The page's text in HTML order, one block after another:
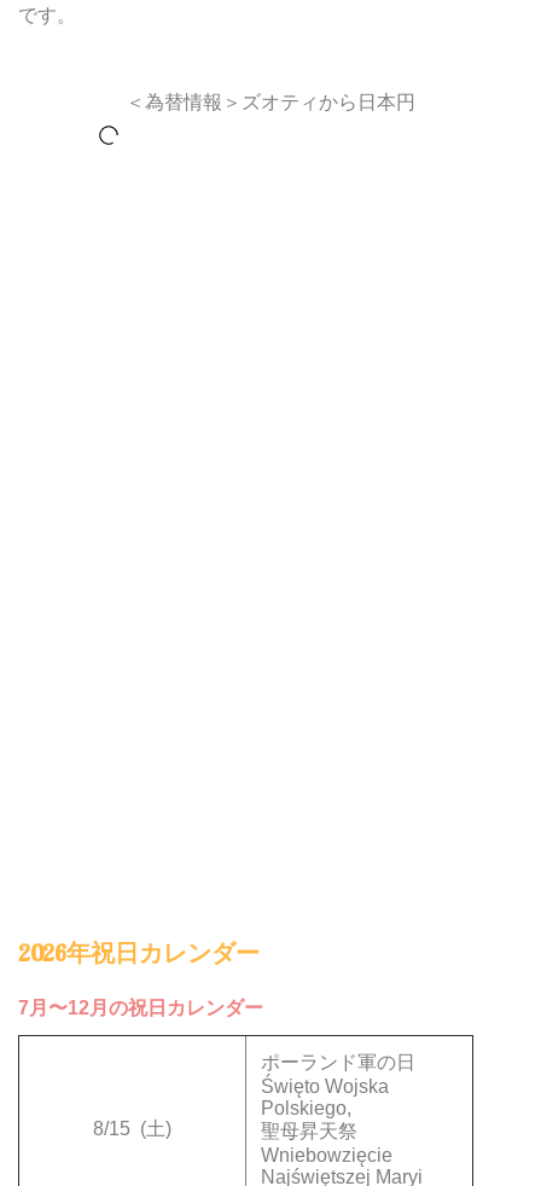
です。
＜為替情報＞ズオティから日本円
2026年祝日カレンダー
7月〜12月の祝日カレンダー
8/15 (土)
ポーランド軍の日
Święto Wojska
Polskiego,
聖母昇天祭
Wniebowzięcie
Najświętszej Maryi